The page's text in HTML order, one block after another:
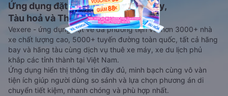
Ứng dụng đặt vé Xe khách, Máy bay,
Tàu hoả và Thuê xe
Vexere - ứng dụng đặt vé đa phương tiện với hơn 3000+ nhà
xe chất lượng cao, 5000+ tuyến đường toàn quốc, tất cả hãng
bay và hãng tàu cùng dịch vụ thuê xe máy, xe du lịch phủ
khắp các tỉnh thành tại Việt Nam.
Ứng dụng hiển thị thông tin đầy đủ, minh bạch cùng vô vàn
tiện ích giúp người dùng so sánh và lựa chọn phương án di
chuyển tiết kiệm, nhanh chóng và phù hợp nhất.